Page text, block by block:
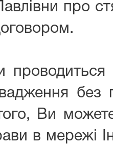
про
без
Ви
в мережі